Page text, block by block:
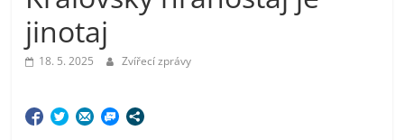
jinotaj
18. 5. 2025 Zvířecí zprávy